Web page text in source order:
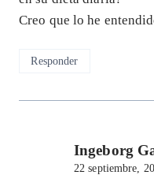
Creo que lo he
Responder
Ingeborg
22 septiembre,